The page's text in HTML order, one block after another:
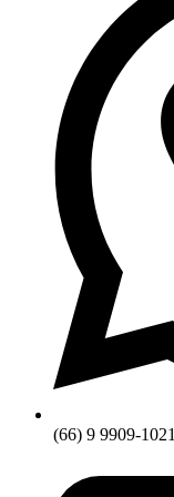
(66) 9 9909-1021